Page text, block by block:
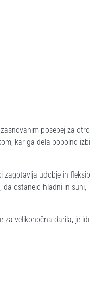
posebej za
kar ga dela popolno
zagotavlja udobje in
da ostanejo hladni in suhi,
za velikonočna darila, je